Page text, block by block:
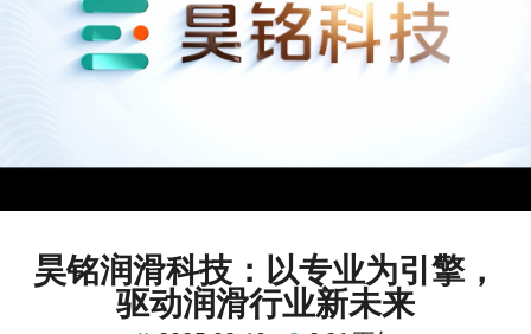
‌昊铭润滑科技：以专业为引擎，
驱动润滑行业新未来